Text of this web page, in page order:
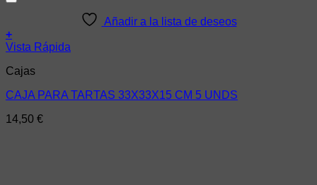
Añadir a la lista de deseos
+
Vista Rápida
Cajas
CAJA PARA TARTAS 33X33X15 CM 5 UNDS
14,50 €